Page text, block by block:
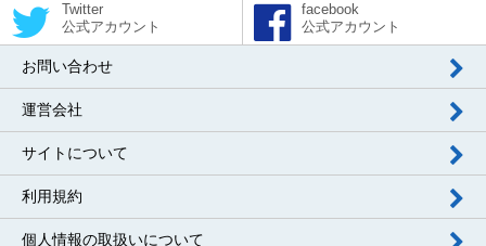
Twitter
公式アカウント
facebook
公式アカウント
お問い合わせ
運営会社
サイトについて
利用規約
個人情報の取扱いについて